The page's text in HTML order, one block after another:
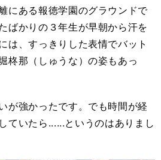
にある報徳学園のグラウンドで
ばかりの３年生が早朝から汗を
は、すっきりした表情でバット
柊那（しゅうな）の姿もあっ
が強かったです。でも時間が経
ていたら......というのはありまし